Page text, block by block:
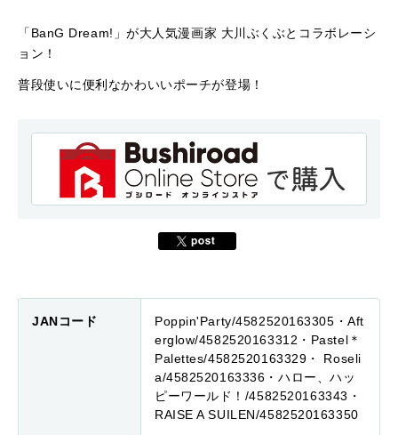
「BanG Dream!」が大人気漫画家 大川ぶくぶとコラボレーシ
ョン！
普段使いに便利なかわいいポーチが登場！
JANコード
Poppin'Party/4582520163305・Aft
erglow/4582520163312・Pastel＊
Palettes/4582520163329・ Roseli
a/4582520163336・ハロー、ハッ
ピーワールド！/4582520163343・
RAISE A SUILEN/4582520163350